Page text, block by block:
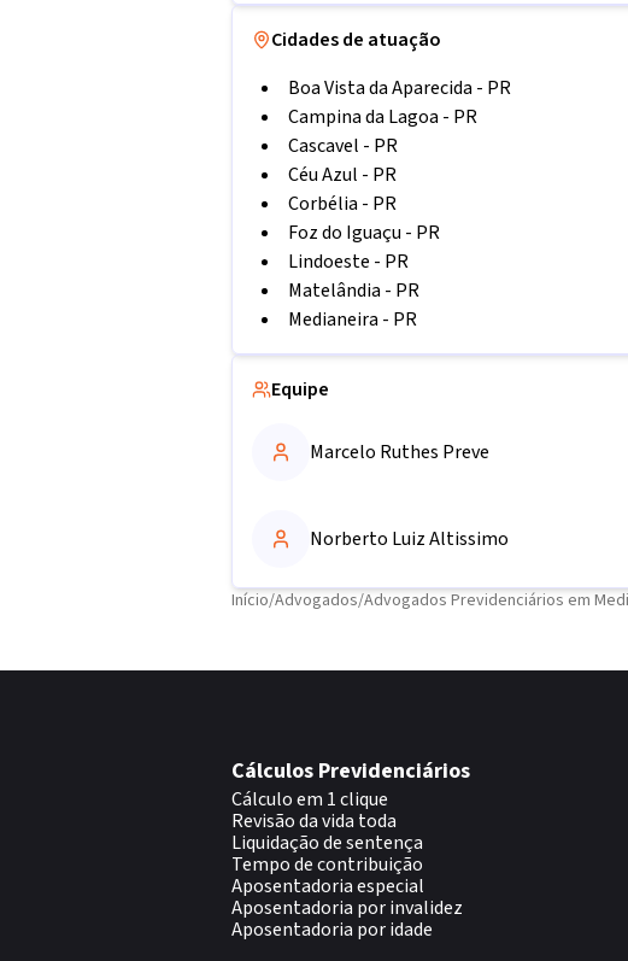
Cidades de atuação
Boa Vista da Aparecida - PR
Campina da Lagoa - PR
Cascavel - PR
Céu Azul - PR
Corbélia - PR
Foz do Iguaçu - PR
Lindoeste - PR
Matelândia - PR
Medianeira - PR
Equipe
Marcelo Ruthes Preve
Norberto Luiz Altissimo
Início/Advogados/Advogados Previdenciários em
Cálculos Previdenciários
Cálculo em 1 clique
Revisão da vida toda
Liquidação de sentença
Tempo de contribuição
Aposentadoria especial
Aposentadoria por invalidez
Aposentadoria por idade